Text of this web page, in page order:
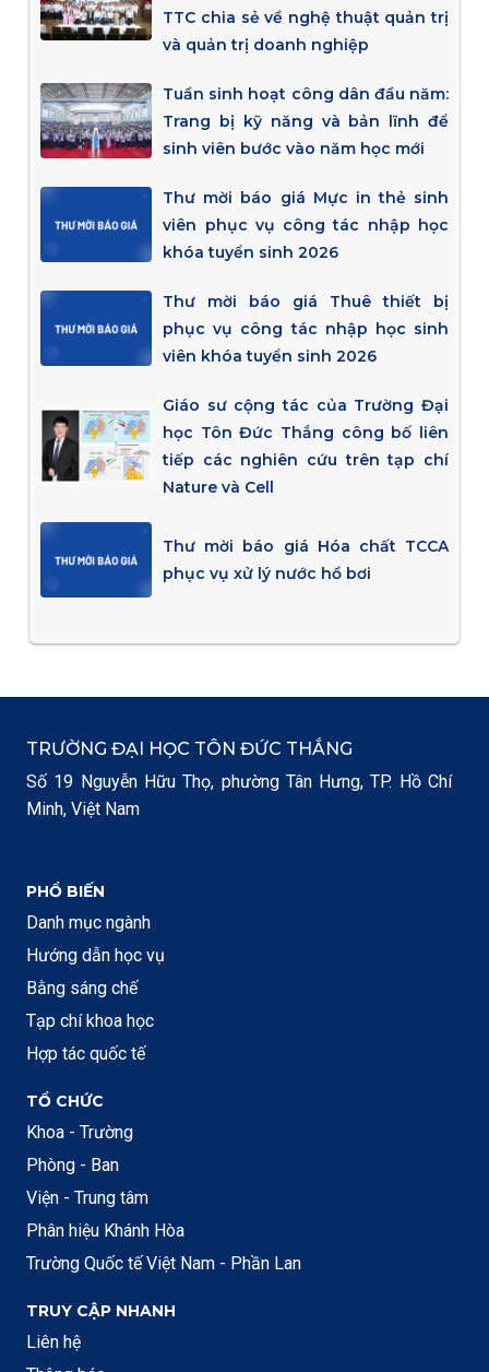
TTC chia sẻ về nghệ thuật quản trị
và quản trị doanh nghiệp
Tuần sinh hoạt công dân đầu năm:
Trang bị kỹ năng và bản lĩnh để
sinh viên bước vào năm học mới
Thư mời báo giá Mực in thẻ sinh
viên phục vụ công tác nhập học
khóa tuyển sinh 2026
Thư mời báo giá Thuê thiết bị
phục vụ công tác nhập học sinh
viên khóa tuyển sinh 2026
Giáo sư cộng tác của Trường Đại
học Tôn Đức Thắng công bố liên
tiếp các nghiên cứu trên tạp chí
Nature và Cell
Thư mời báo giá Hóa chất TCCA
phục vụ xử lý nước hồ bơi
TRƯỜNG ĐẠI HỌC TÔN ĐỨC THẮNG
Số 19 Nguyễn Hữu Thọ, phường Tân Hưng, TP. Hồ Chí
Minh, Việt Nam
PHỔ BIẾN
Danh mục ngành
Hướng dẫn học vụ
Bằng sáng chế
Tạp chí khoa học
Hợp tác quốc tế
TỔ CHỨC
Khoa - Trường
Phòng - Ban
Viện - Trung tâm
Phân hiệu Khánh Hòa
Trường Quốc tế Việt Nam - Phần Lan
TRUY CẬP NHANH
Liên hệ